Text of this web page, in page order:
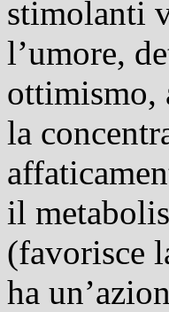
stimolanti
l’umore,
ottimismo,
la
il
(favorisce
ha